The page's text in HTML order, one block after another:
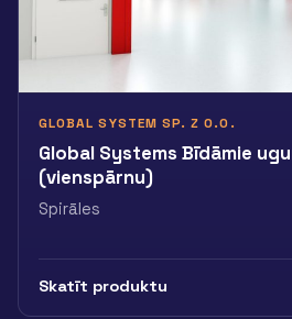
GLOBAL SYSTEM SP. Z O.O.
Global Systems Bīdāmie
(vienspārnu)
Spirāles
Skatīt produktu